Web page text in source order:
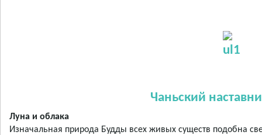
Чаньский
Луна и облака
Изначальная природа Будды всех живых существ подобна